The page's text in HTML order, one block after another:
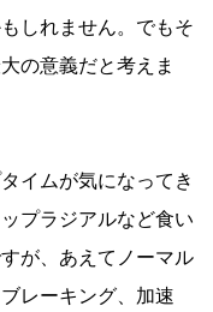
しれません。でもそ
の意義だと考えま
イムが気になってき
プラジアルなど食い
が、あえてノーマル
レーキング、加速